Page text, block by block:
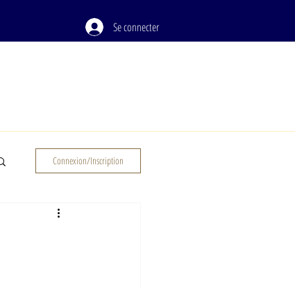
Se connecter
Connexion/Inscription